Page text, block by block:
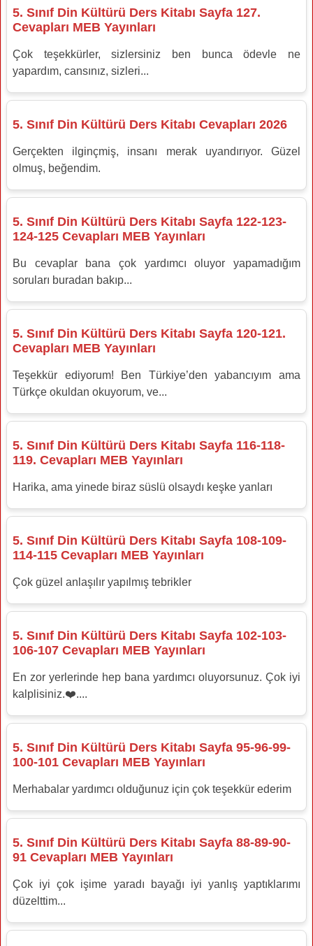
5. Sınıf Din Kültürü Ders Kitabı Sayfa 127.
Cevapları MEB Yayınları
Çok teşekkürler, sizlersiniz ben bunca ödevle ne
yapardım, cansınız, sizleri...
5. Sınıf Din Kültürü Ders Kitabı Cevapları 2026
Gerçekten ilginçmiş, insanı merak uyandırıyor. Güzel
olmuş, beğendim.
5. Sınıf Din Kültürü Ders Kitabı Sayfa 122-123-
124-125 Cevapları MEB Yayınları
Bu cevaplar bana çok yardımcı oluyor yapamadığım
soruları buradan bakıp...
5. Sınıf Din Kültürü Ders Kitabı Sayfa 120-121.
Cevapları MEB Yayınları
Teşekkür ediyorum! Ben Türkiye’den yabancıyım ama
Türkçe okuldan okuyorum, ve...
5. Sınıf Din Kültürü Ders Kitabı Sayfa 116-118-
119. Cevapları MEB Yayınları
Harika, ama yinede biraz süslü olsaydı keşke yanları
5. Sınıf Din Kültürü Ders Kitabı Sayfa 108-109-
114-115 Cevapları MEB Yayınları
Çok güzel anlaşılır yapılmış tebrikler
5. Sınıf Din Kültürü Ders Kitabı Sayfa 102-103-
106-107 Cevapları MEB Yayınları
En zor yerlerinde hep bana yardımcı oluyorsunuz. Çok iyi
kalplisiniz.❤️....
5. Sınıf Din Kültürü Ders Kitabı Sayfa 95-96-99-
100-101 Cevapları MEB Yayınları
Merhabalar yardımcı olduğunuz için çok teşekkür ederim
5. Sınıf Din Kültürü Ders Kitabı Sayfa 88-89-90-
91 Cevapları MEB Yayınları
Çok iyi çok işime yaradı bayağı iyi yanlış yaptıklarımı
düzelttim...